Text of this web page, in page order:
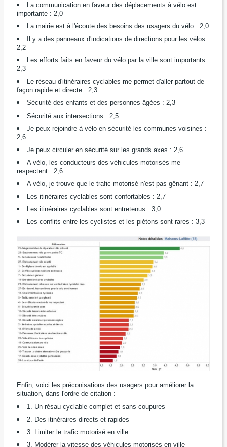
La communication en faveur des déplacements à vélo est
importante : 2,0
La mairie est à l'écoute des besoins des usagers du vélo : 2,0
Il y a des panneaux d'indications de directions pour les vélos :
2,2
Les efforts faits en faveur du vélo par la ville sont importants :
2,3
Le réseau d'itinéraires cyclables me permet d'aller partout de
façon rapide et directe : 2,3
Sécurité des enfants et des personnes âgées : 2,3
Sécurité aux intersections : 2,5
Je peux rejoindre à vélo en sécurité les communes voisines :
2,6
Je peux circuler en sécurité sur les grands axes : 2,6
A vélo, les conducteurs des véhicules motorisés me
respectent : 2,6
A vélo, je trouve que le trafic motorisé n'est pas gênant : 2,7
Les itinéraires cyclables sont confortables : 2,7
Les itinéraires cyclables sont entretenus : 3,0
Les conflits entre les cyclistes et les piétons sont rares : 3,3
Enfin, voici les préconisations des usagers pour améliorer la
situation, dans l'ordre de citation :
1. Un résau cyclable complet et sans coupures
2. Des itinéraires directs et rapides
3. Limiter le trafic motorisé en ville
3. Modérer la vitesse des véhicules motorisés en ville